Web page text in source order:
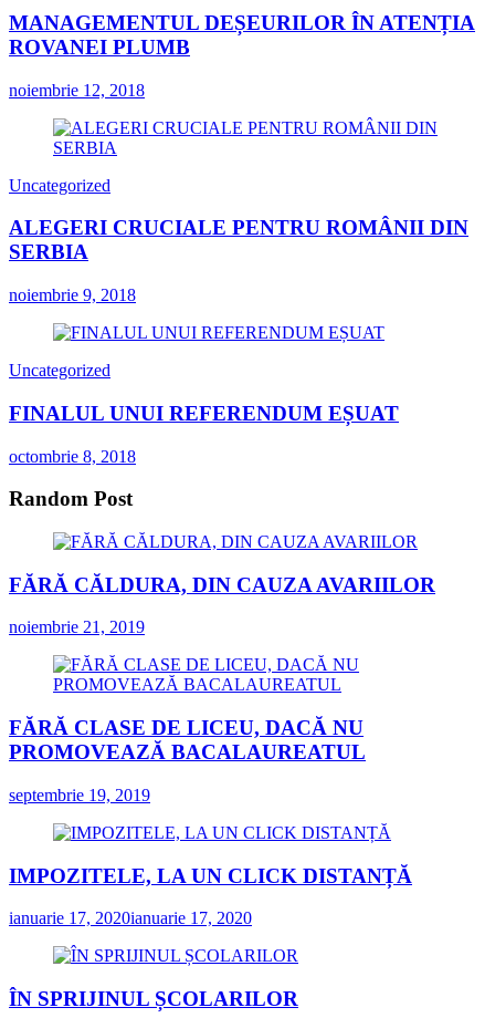
MANAGEMENTUL DEȘEURILOR ÎN ATENȚIA
ROVANEI PLUMB
noiembrie 12, 2018
Uncategorized
ALEGERI CRUCIALE PENTRU ROMÂNII DIN
SERBIA
noiembrie 9, 2018
Uncategorized
FINALUL UNUI REFERENDUM EȘUAT
octombrie 8, 2018
Random Post
FĂRĂ CĂLDURA, DIN CAUZA AVARIILOR
noiembrie 21, 2019
FĂRĂ CLASE DE LICEU, DACĂ NU
PROMOVEAZĂ BACALAUREATUL
septembrie 19, 2019
IMPOZITELE, LA UN CLICK DISTANȚĂ
ianuarie 17, 2020ianuarie 17, 2020
ÎN SPRIJINUL ȘCOLARILOR